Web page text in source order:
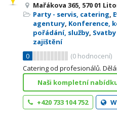
Mařákova 365, 570 01
Party - servis, catering,
agentury, Konference,
pořádání, služby,
zajištění
0
(0 hodnocení)
Catering od profesionálů.
Naši kompletní
+420 733 104 752